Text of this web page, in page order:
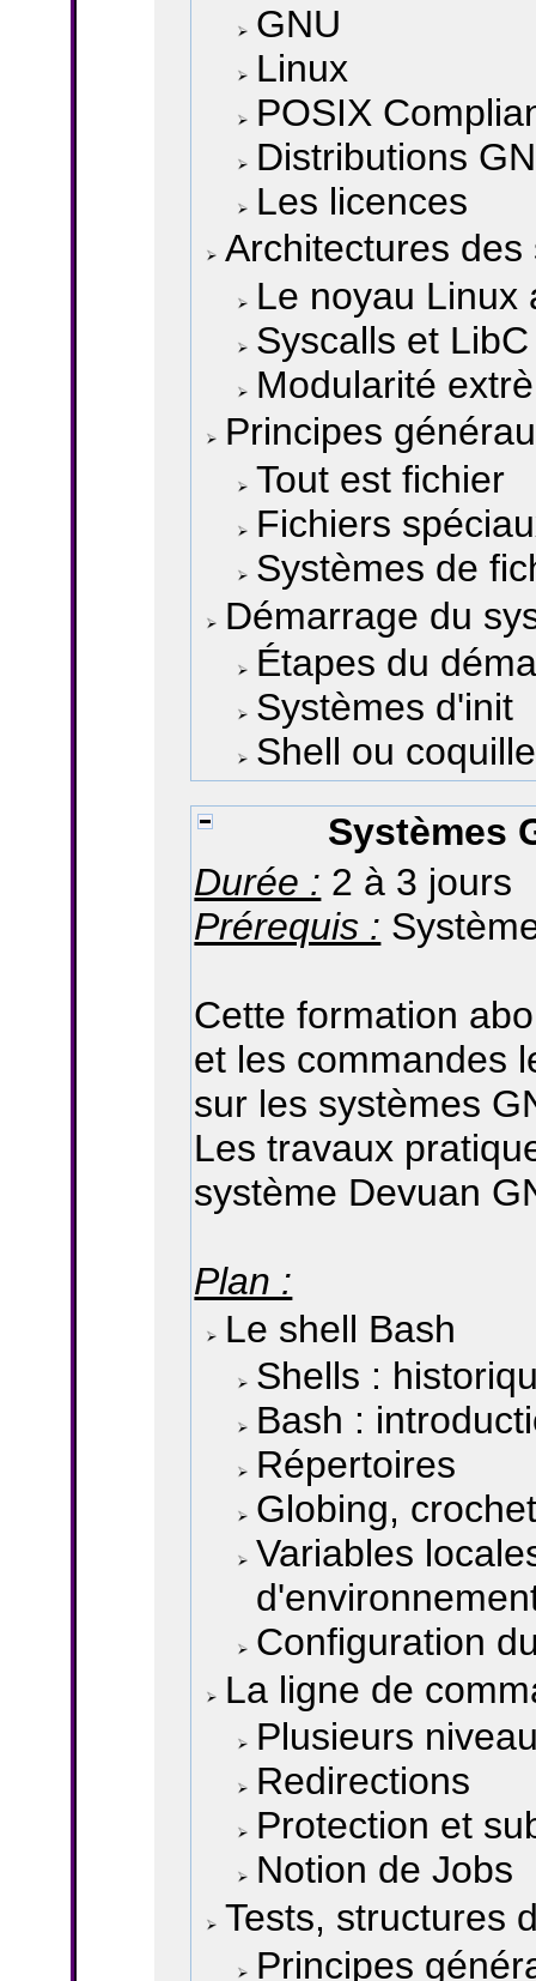
GNU
Linux
POSIX
Distributions
Les licences
Architectures
Le noyau Linux
Syscalls et LibC
Modularité
Principes
Tout est fichier
Fichiers
Systèmes de
Démarrage du
Étapes du
Systèmes d'init
Shell ou
Systèmes
Durée : 2 à 3 jours
Prérequis :
Cette formation
et les commandes
sur les systèmes
Les travaux
système Devuan
Plan :
Le shell Bash
Shells :
Bash :
Répertoires
Globing,
Variables
Configuration
La ligne de
Plusieurs
Redirections
Protection et
Notion de Jobs
Tests, structures
Principes